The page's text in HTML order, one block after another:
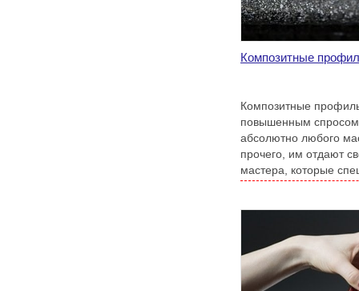
Композитные
Композитные
повышенным спросом
абсолютно любого
прочего, им отдают
мастера, которые